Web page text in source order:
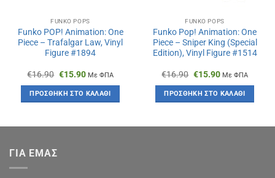
FUNKO POPS
Funko POP! Animation: One
Piece – Trafalgar Law, Vinyl
Figure #1894
€16.90 Original
was:
€16.90.
€15.90Η
τιμή
είναι:
€15.90.
Με ΦΠΑ
ΠΡΟΣΘΉΚΗ ΣΤΟ ΚΑΛΆΘΙ
FUNKO POPS
Funko Pop! Animation: One
Piece – Sniper King (Special
Edition), Vinyl Figure #1514
€16.90 Original
was:
€16.90.
€15.90Η
τιμή
είναι:
€15.90.
Με ΦΠΑ
ΠΡΟΣΘΉΚΗ ΣΤΟ ΚΑΛΆΘΙ
ΓΙΑ ΕΜΑΣ